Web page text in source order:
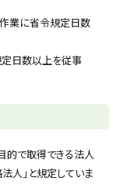
業に省令規定日数
定日数以上を従事
的で取得できる法人
人」と規定していま